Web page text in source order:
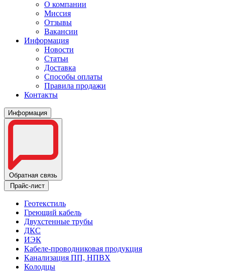
О компании
Миссия
Отзывы
Вакансии
Информация
Новости
Статьи
Доставка
Способы оплаты
Правила продажи
Контакты
Информация
Обратная связь
Прайс-лист
Геотекстиль
Греющий кабель
Двухстенные трубы
ДКС
ИЭК
Кабеле-проводниковая продукция
Канализация ПП, НПВХ
Колодцы